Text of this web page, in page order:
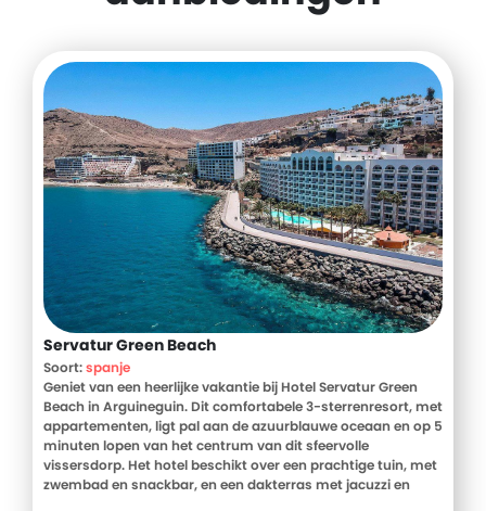
Servatur Green Beach
Soort:spanje
Geniet van een heerlijke vakantie bij Hotel Servatur Green
Beach in Arguineguin. Dit comfortabele 3-sterrenresort, met
appartementen, ligt pal aan de azuurblauwe oceaan en op 5
minuten lopen van het centrum van dit sfeervolle
vissersdorp. Het hotel beschikt over een prachtige tuin, met
zwembad en snackbar, en een dakterras met jacuzzi en